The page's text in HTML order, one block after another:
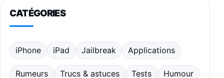
CATÉGORIES
iPhone iPad Jailbreak Applications
Rumeurs Trucs & astuces Tests Humour